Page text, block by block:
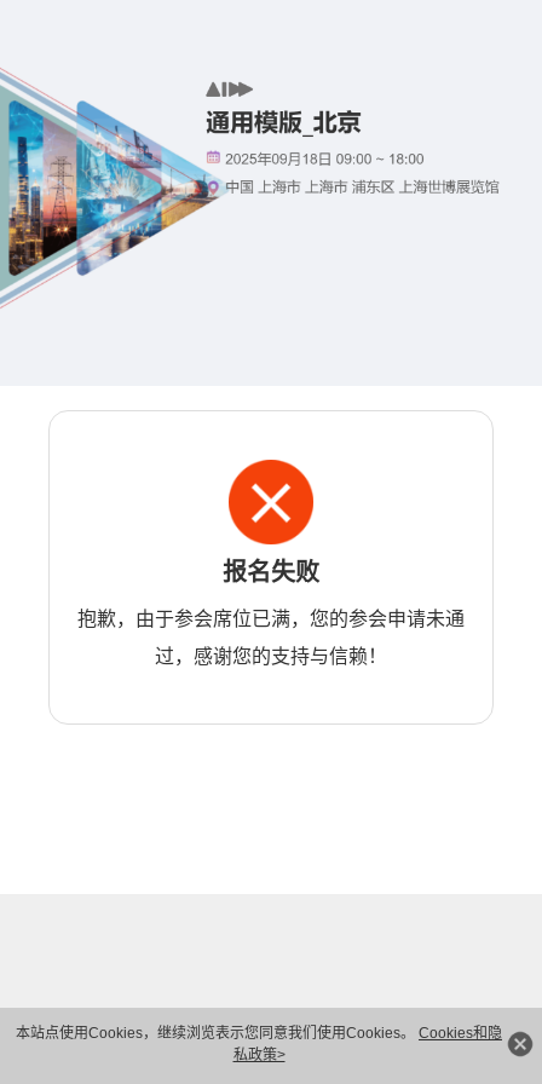
本站点使用Cookies，继续浏览表示您同意我们使用Cookies。 Cookies和隐
私政策>
报名失败
抱歉，由于参会席位已满，您的参会申请未通
过，感谢您的支持与信赖！